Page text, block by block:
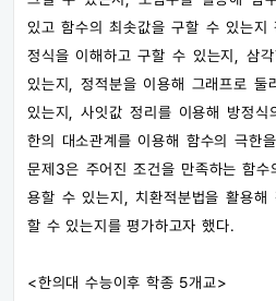
있고 함수의 최솟값을 구할 수 있는
정식을 이해하고 구할 수 있는지, 삼
있는지, 정적분을 이용해 그래프로 둘
있는지, 사잇값 정리를 이용해 방정
한의 대소관계를 이용해 함수의 극한
문제3은 주어진 조건을 만족하는 함
용할 수 있는지, 치환적분법을 활용해
할 수 있는지를 평가하고자 했다.
<한의대 수능이후 학종 5개교>